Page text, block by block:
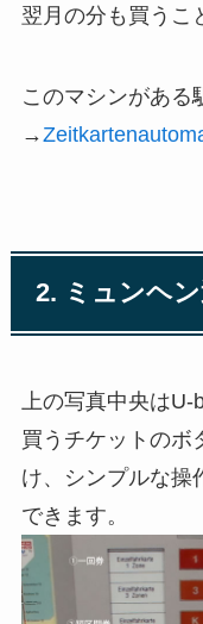
翌月の分も買うこ
このマシンがある
→
2. ミュンヘン
上の写真中央は
買うチケットのボ
け、シンプルな操
できます。